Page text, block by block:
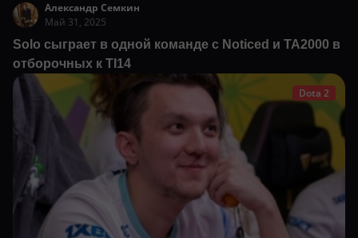
Александр Семкин
Май 31, 2025
Solo сыграет в одной команде с Noticed и TA2000 в
отборочных к TI14
Dota 2